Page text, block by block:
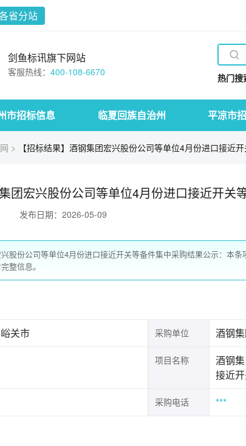
省分站
剑鱼标讯旗下网站
客服热线： 400-108-6670 热门搜
市招标信息 临夏回族自治州 平凉市
> 【招标结果】酒钢集团宏兴股份公司等单位4月份进口接近
团宏兴股份公司等单位4月份进口接近开关
发布日期：2026-05-09
兴股份公司等单位4月份进口接近开关等备件集中采购结果公示：本
整信息。
关市 采购单位 酒钢
项目名称
酒钢
接近
采购电话 ***